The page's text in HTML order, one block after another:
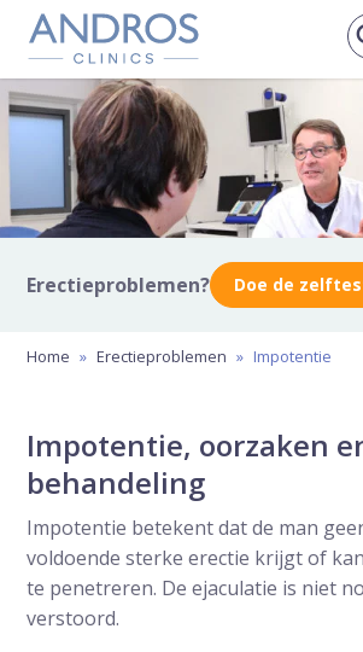
Navigatie overslaan
Erectieproblemen? Doe de
Home » Erectieproblemen » Impotentie
Impotentie, oorzaken
behandeling
Impotentie betekent dat de man
voldoende sterke erectie krijgt of
te penetreren. De ejaculatie is niet
verstoord.